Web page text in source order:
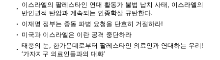
이스라엘의 팔레스타인 연대 활동가 불법 납치 사태, 이스라엘의
반인권적 탄압과 계속되는 인종학살 규탄한다.
이재명 정부는 중동 파병 요청을 단호히 거절하라!
미국과 이스라엘은 이란 공격 중단하라
태풍의 눈, 한가운데로부터 팔레스타인 의료인과 연대하는 우리!
‘가자지구 의료인들과의 대화’